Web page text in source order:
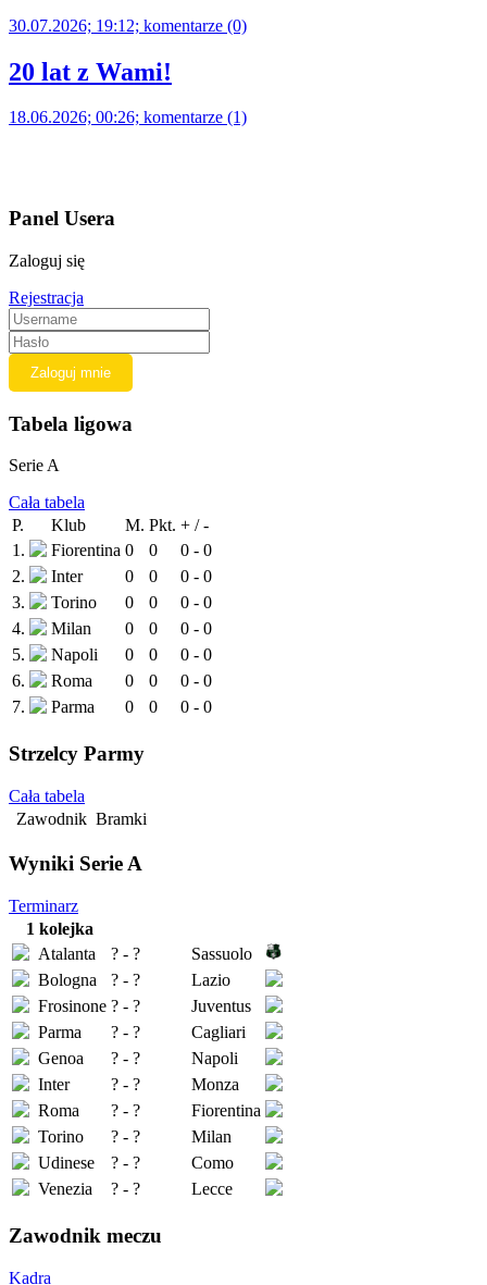
30.07.2026; 19:12; komentarze (0)
20 lat z Wami!
18.06.2026; 00:26; komentarze (1)
Panel Usera
Zaloguj się
Rejestracja
Tabela ligowa
Serie A
Cała tabela
P.
Klub M. Pkt. + / -
1.
Fiorentina 0 0
0 - 0
2.
Inter 0 0
0 - 0
3.
Torino 0 0
0 - 0
4.
Milan 0 0
0 - 0
5.
Napoli 0 0
0 - 0
6.
Roma 0 0
0 - 0
7.
Parma 0 0 0 - 0
Strzelcy Parmy
Cała tabela
Zawodnik Bramki
Wyniki Serie A
Terminarz
1 kolejka
Atalanta
? - ?
Sassuolo
Bologna
? - ?
Lazio
Frosinone ? - ?
Juventus
Parma
? - ?
Cagliari
Genoa
? - ?
Napoli
Inter
? - ?
Monza
Roma
? - ?
Fiorentina
Torino
? - ?
Milan
Udinese
? - ?
Como
Venezia
? - ? Lecce
Zawodnik meczu
Kadra